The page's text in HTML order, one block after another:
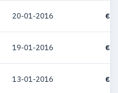
20-01-2016 €
19-01-2016 €
13-01-2016 €